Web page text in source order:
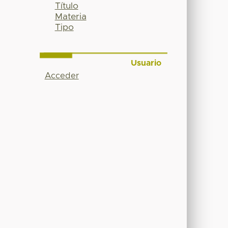
Título
Materia
Tipo
Usuario
Acceder